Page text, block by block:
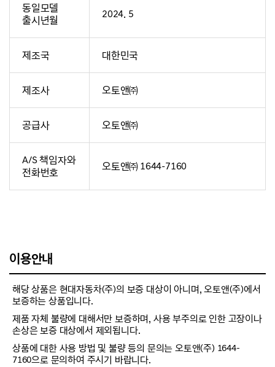
동일모델
출시년월
2024. 5
제조국 대한민국
제조사 오토앤㈜
공급사 오토앤㈜
A/S 책임자와
전화번호
오토앤㈜ 1644-7160
이용안내
해당 상품은 현대자동차(주)의 보증 대상이 아니며, 오토앤(주)에서
보증하는 상품입니다.
제품 자체 불량에 대해서만 보증하며, 사용 부주의로 인한 고장이나
손상은 보증 대상에서 제외됩니다.
상품에 대한 사용 방법 및 불량 등의 문의는 오토앤(주) 1644-
7160으로 문의하여 주시기 바랍니다.